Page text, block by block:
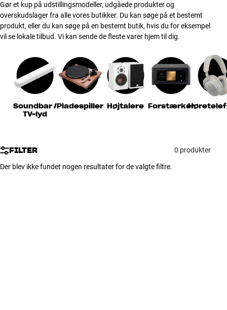
TV
Kabler
MÆRKER
Gør et kup på udstillingsmodeller, udgåede produkter og
overskudslager fra alle vores butikker. Du kan søge på et bestemt
produkt, eller du kan søge på en bestemt butik, hvis du for eksempel
vil se lokale tilbud. Vi kan sende de fleste varer hjem til dig.
Soundbar /
TV-lyd
Pladespiller Højtalere Forstærker
FILTER 0 produkter
Der blev ikke fundet nogen resultater for de valgte filtre.